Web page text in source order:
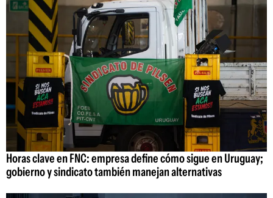
Horas clave en FNC: empresa define cómo sigue en Uruguay;
gobierno y sindicato también manejan alternativas